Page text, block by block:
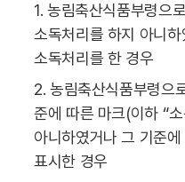
1. 농림축산식품부령으
소독처리를 하지 아니
소독처리를 한 경우
2. 농림축산식품부령으
준에 따른 마크(이하 “
아니하였거나 그 기준
표시한 경우